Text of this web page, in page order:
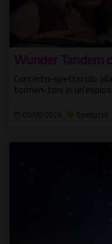
Wunder
Concerto-spettacolo
tormen-toni in
05/08/2026 Spettacoli